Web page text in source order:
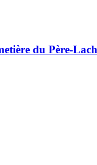
du Père-